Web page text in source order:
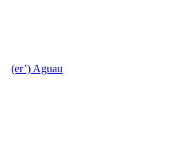
(er’) Aguau